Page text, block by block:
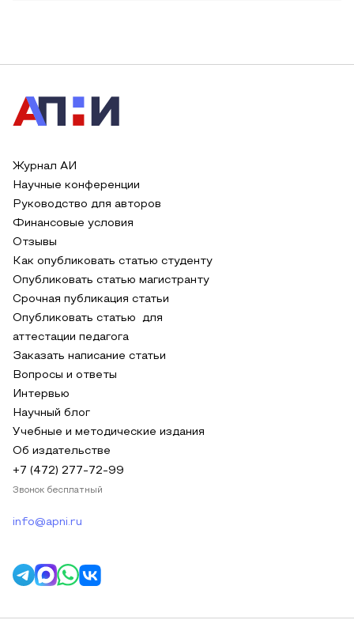
Журнал АИ
Научные конференции
Руководство для авторов
Финансовые условия
Отзывы
Как опубликовать статью студенту
Опубликовать статью магистранту
Срочная публикация статьи
Опубликовать статью для
аттестации педагога
Заказать написание статьи
Вопросы и ответы
Интервью
Научный блог
Учебные и методические издания
Об издательстве
+7 (472) 277-72-99
Звонок бесплатный
info@apni.ru